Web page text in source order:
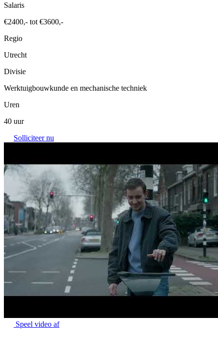
Salaris
€2400,- tot €3600,-
Regio
Utrecht
Divisie
Werktuigbouwkunde en mechanische techniek
Uren
40 uur
Solliciteer nu
Speel video af